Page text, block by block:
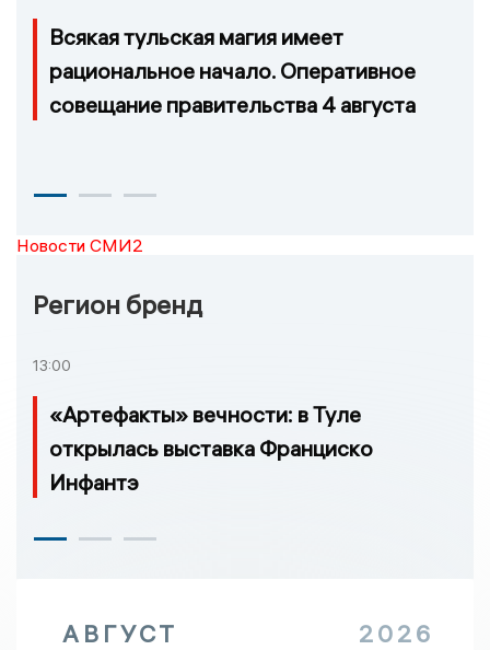
Всякая тульская магия имеет
рациональное начало. Оперативное
совещание правительства 4 августа
Новости СМИ2
Регион бренд
13:00
«Артефакты» вечности: в Туле
открылась выставка Франциско
Инфантэ
АВГУСТ 2026